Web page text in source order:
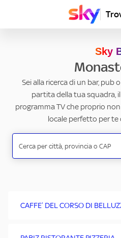
Sky
Sei alla ricerca di un bar, pub
partita della tua squadra,
programma TV che proprio
locale perfetto per te
CAFFE’ DEL CORSO DI